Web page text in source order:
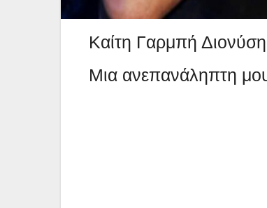
Καίτη Γαρμπή
Μια ανεπανάληπτη